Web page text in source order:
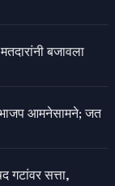
बजावला
भाजप आमनेसामने; जत
गटांवर सत्ता,